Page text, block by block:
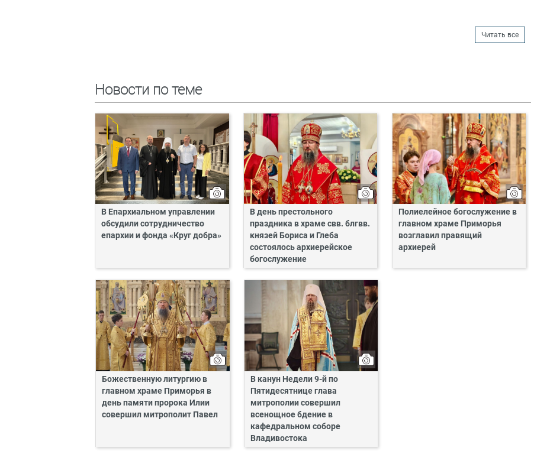
Читать все
Новости по теме
В Епархиальном управлении
обсудили сотрудничество
епархии и фонда «Круг добра»
В день престольного
праздника в храме свв. блгвв.
князей Бориса и Глеба
состоялось архиерейское
богослужение
Полиелейное богослужение в
главном храме Приморья
возглавил правящий
архиерей
Божественную литургию в
главном храме Приморья в
день памяти пророка Илии
совершил митрополит Павел
В канун Недели 9-й по
Пятидесятнице глава
митрополии совершил
всенощное бдение в
кафедральном соборе
Владивостока